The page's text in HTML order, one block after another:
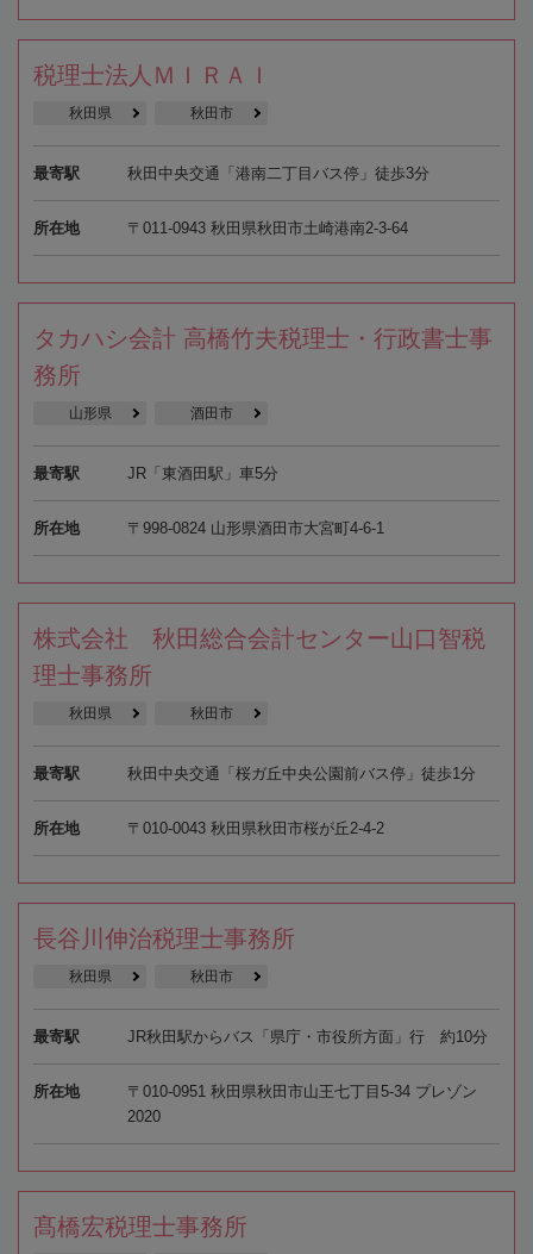
税理士法人ＭＩＲＡＩ
秋田県 秋田市
最寄駅 秋田中央交通「港南二丁目バス停」徒歩3分
所在地 〒011-0943 秋田県秋田市土崎港南2-3-64
タカハシ会計 高橋竹夫税理士・行政書士事
務所
山形県 酒田市
最寄駅 JR「東酒田駅」車5分
所在地 〒998-0824 山形県酒田市大宮町4-6-1
株式会社 秋田総合会計センター山口智税
理士事務所
秋田県 秋田市
最寄駅 秋田中央交通「桜ガ丘中央公園前バス停」徒歩1分
所在地 〒010-0043 秋田県秋田市桜が丘2-4-2
長谷川伸治税理士事務所
秋田県 秋田市
最寄駅 JR秋田駅からバス「県庁・市役所方面」行 約10分
所在地
〒010-0951 秋田県秋田市山王七丁目5-34 プレゾン
2020
髙橋宏税理士事務所